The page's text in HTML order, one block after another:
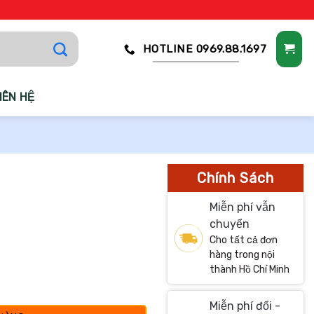
HOTLINE 0969.88.1697
HỆ
Chính Sách
Miễn phí vẫn
chuyển
Cho tất cả đơn
hàng trong nội
thành Hồ Chí Minh
Miễn phí đổi -